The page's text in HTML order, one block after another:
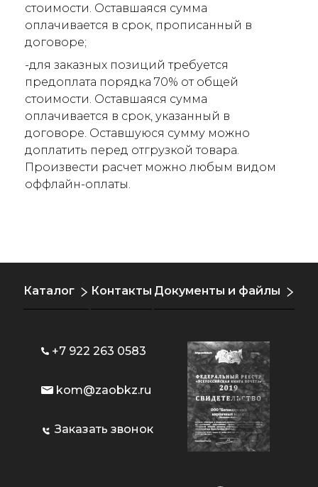
стоимости. Оставшаяся сумма
оплачивается в срок, прописанный в
договоре;
-для заказных позиций требуется
предоплата порядка 70% от общей
стоимости. Оставшаяся сумма
оплачивается в срок, указанный в
договоре. Оставшуюся сумму можно
доплатить перед отгрузкой товара.
Произвести расчет можно любым видом
оффлайн-оплаты.
Каталог Контакты Документы и файлы
+7 922 263 0583
kom@zaobkz.ru
Заказать звонок